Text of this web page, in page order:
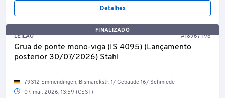
Detalhes
FINALIZADO
LEILÃO
#18967-196
Grua de ponte mono-viga (IS 4095) (Lançamento
posterior 30/07/2026) Stahl
79312 Emmendingen, Bismarckstr. 1/ Gebäude 16/ Schmiede
07. mai. 2026, 13:59 (CEST)